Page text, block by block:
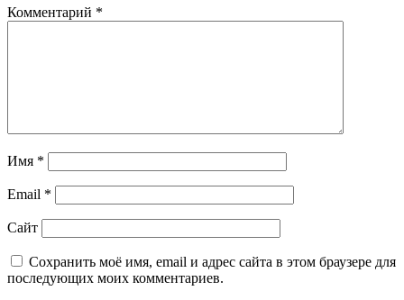
Комментарий *
Имя *
Email *
Сайт
Сохранить моё имя, email и адрес сайта в этом браузере для
последующих моих комментариев.